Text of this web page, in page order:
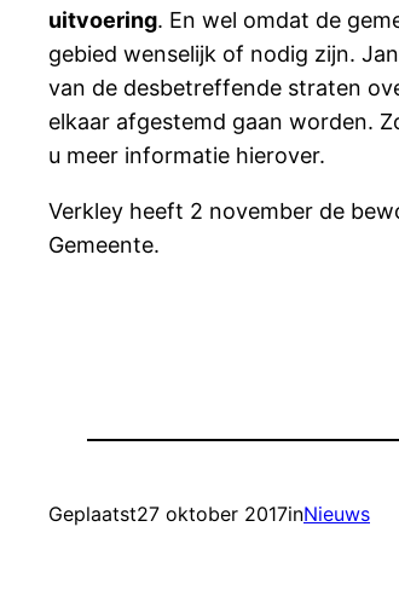
uitvoering. En wel omdat de
gebied wenselijk of nodig zijn.
van de desbetreffende straten
elkaar afgestemd gaan worden.
u meer informatie hierover.
Verkley heeft 2 november de
Gemeente.
Geplaatst27 oktober 2017inNieuws